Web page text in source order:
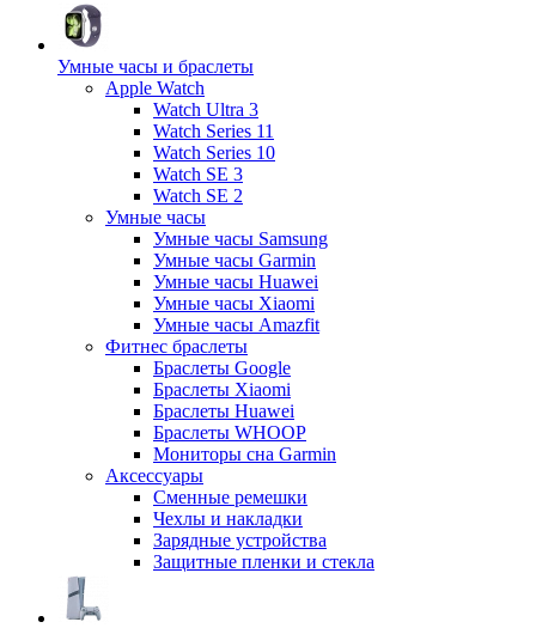
Умные часы и браслеты
Apple Watch
Watch Ultra 3
Watch Series 11
Watch Series 10
Watch SE 3
Watch SE 2
Умные часы
Умные часы Samsung
Умные часы Garmin
Умные часы Huawei
Умные часы Xiaomi
Умные часы Amazfit
Фитнес браслеты
Браслеты Google
Браслеты Xiaomi
Браслеты Huawei
Браслеты WHOOP
Мониторы сна Garmin
Аксессуары
Сменные ремешки
Чехлы и накладки
Зарядные устройства
Защитные пленки и стекла